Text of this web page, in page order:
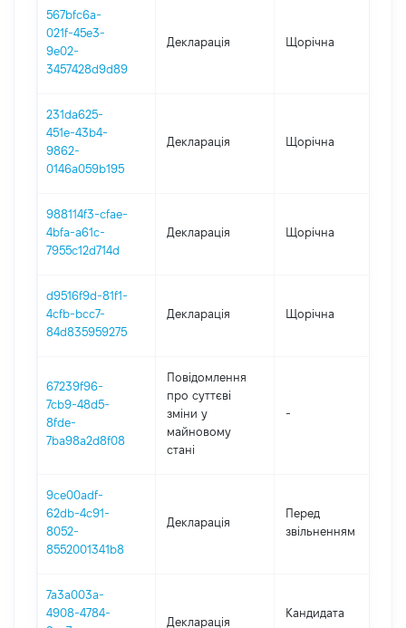
567bfc6a-
021f-45e3-
9e02-
3457428d9d89
Декларація Щорічна
231da625-
451e-43b4-
9862-
0146a059b195
Декларація Щорічна
988114f3-cfae-
4bfa-a61c-
7955c12d714d
Декларація Щорічна
d9516f9d-81f1-
4cfb-bcc7-
84d835959275
Декларація Щорічна
67239f96-
7cb9-48d5-
8fde-
7ba98a2d8f08
Повідомлення
про суттєві
зміни y
майновому
стані
-
9ce00adf-
62db-4c91-
8052-
8552001341b8
Декларація
Перед
звільненням
7a3a003a-
4908-4784-
Декларація
Кандидата